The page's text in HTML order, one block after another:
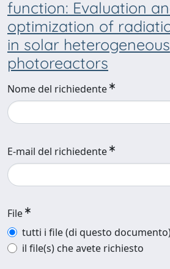
function: Evaluation
optimization of
in solar heterogeneous
photoreactors
Nome del richiedente
E-mail del richiedente
File
tutti i file (di questo
il file(s) che avete richiesto